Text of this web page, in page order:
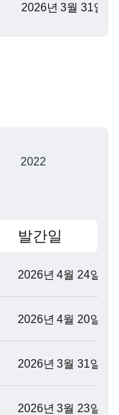
2026년 3월 31일
2022
발간일
2026년 4월 24일
2026년 4월 20일
2026년 3월 31일
2026년 3월 23일